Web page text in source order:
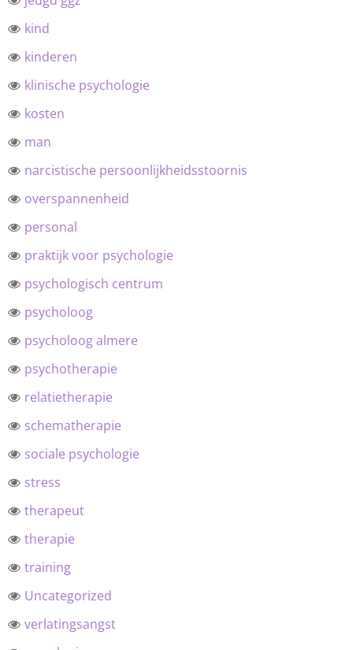
kind
kinderen
klinische psychologie
kosten
man
narcistische persoonlijkheidsstoornis
overspannenheid
personal
praktijk voor psychologie
psychologisch centrum
psycholoog
psycholoog almere
psychotherapie
relatietherapie
schematherapie
sociale psychologie
stress
therapeut
therapie
training
Uncategorized
verlatingsangst